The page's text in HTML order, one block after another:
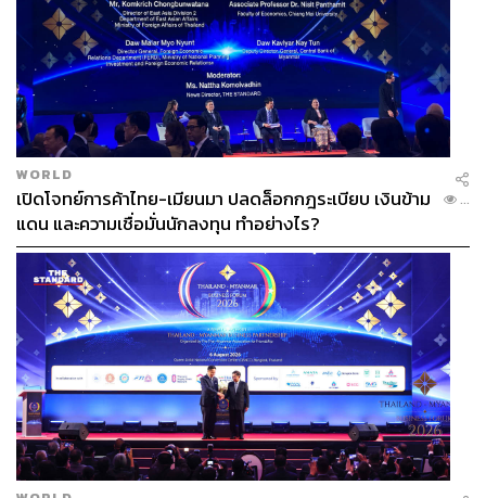
WORLD
เปิดโจทย์การค้าไทย-เมียนมา ปลดล็อกกฎระเบียบ เงินข้าม
แดน และความเชื่อมั่นนักลงทุน ทำอย่างไร?
...